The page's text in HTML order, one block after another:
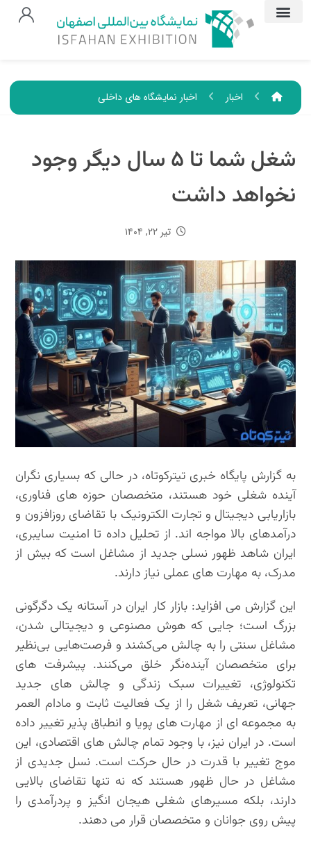
اخبار اخبار نمایشگاه های داخلی
شغل شما تا ۵ سال دیگر وجود
نخواهد داشت
تیر ۲۲, ۱۴۰۴
به گزارش پایگاه خبری تیترکوتاه، در حالی که بسیاری نگران
آینده شغلی خود هستند، متخصصان حوزه های فناوری،
بازاریابی دیجیتال و تجارت الکترونیک با تقاضای روزافزون و
درآمدهای بالا مواجه اند. از تحلیل داده تا امنیت سایبری،
ایران شاهد ظهور نسلی جدید از مشاغل است که بیش از
مدرک، به مهارت های عملی نیاز دارند.
این گزارش می افزاید: بازار کار ایران در آستانه یک دگرگونی
بزرگ است؛ جایی که هوش مصنوعی و دیجیتالی شدن،
مشاغل سنتی را به چالش می‌کشند و فرصت‌هایی بی‌نظیر
برای متخصصان آینده‌نگر خلق می‌کنند. پیشرفت های
تکنولوژی، تغییرات سبک زندگی و چالش های جدید
جهانی، تعریف شغل را از یک فعالیت ثابت و مادام العمر
به مجموعه ای از مهارت های پویا و انطباق پذیر تغییر داده
است. در ایران نیز، با وجود تمام چالش های اقتصادی، این
موج تغییر با قدرت در حال حرکت است. نسل جدیدی از
مشاغل در حال ظهور هستند که نه تنها تقاضای بالایی
دارند، بلکه مسیرهای شغلی هیجان انگیز و پردرآمدی را
پیش روی جوانان و متخصصان قرار می دهند.